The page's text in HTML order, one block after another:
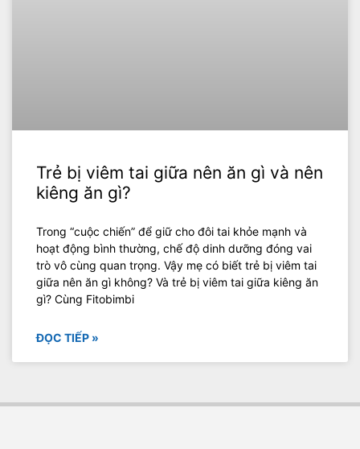
Trẻ bị viêm tai giữa nên ăn gì và nên
kiêng ăn gì?
Trong “cuộc chiến” để giữ cho đôi tai khỏe mạnh và
hoạt động bình thường, chế độ dinh dưỡng đóng vai
trò vô cùng quan trọng. Vậy mẹ có biết trẻ bị viêm tai
giữa nên ăn gì không? Và trẻ bị viêm tai giữa kiêng ăn
gì? Cùng Fitobimbi
ĐỌC TIẾP »